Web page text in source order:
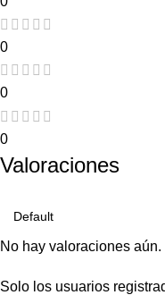
0
0
0
Valoraciones
No hay valoraciones aún.
Solo los usuarios